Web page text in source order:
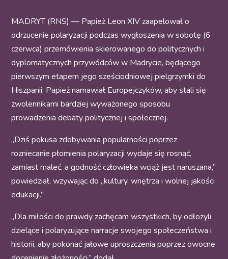
MADRYT (RNS) — Papież Leon XIV zaapelował o
odrzucenie polaryzacji podczas wygłoszenia w sobotę (6
czerwca) przemówienia skierowanego do politycznych i
dyplomatycznych przywódców w Madrycie, będącego
pierwszym etapem jego sześciodniowej pielgrzymki do
Hiszpanii. Papież namawiał Europejczyków, aby stali się
zwolennikami bardziej wyważonego sposobu
prowadzenia debaty politycznej i społecznej.
„Dziś pokusa zdobywania popularności poprzez
rozniecanie płomienia polaryzacji wydaje się rosnąć,
zamiast maleć, a godność człowieka wciąż jest naruszana,”
powiedział, wzywając do „kultury, wnętrza i wolnej jakości
edukacji.”
„Dla miłości do prawdy zachęcam wszystkich, by odłożyli
dzielące i polaryzujące narracje swojego społeczeństwa i
historii, aby pokonać jałowe uproszczenia poprzez owocne